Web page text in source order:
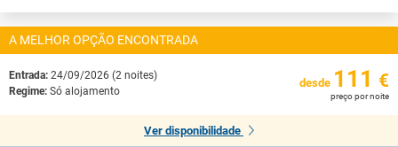
A MELHOR OPÇÃO ENCONTRADA
Entrada: 24/09/2026 (2 noites)
Regime: Só alojamento
desde 111 €
preço por noite
Ver disponibilidade